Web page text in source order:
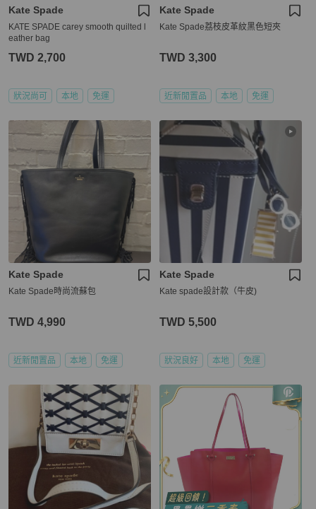
Kate Spade
KATE SPADE carey smooth quilted l
eather bag
TWD 2,700
狀況尚可 本地 免運
Kate Spade
Kate Spade荔枝皮革紋黑色短夾
TWD 3,300
近新閒置品 本地 免運
Kate Spade
Kate Spade時尚流蘇包
TWD 4,990
近新閒置品 本地 免運
Kate Spade
Kate spade設計款（牛皮)
TWD 5,500
狀況良好 本地 免運